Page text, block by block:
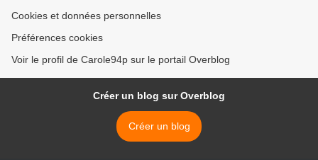
Cookies et données personnelles
Préférences cookies
Voir le profil de Carole94p sur le portail Overblog
Créer un blog sur Overblog
Créer un blog